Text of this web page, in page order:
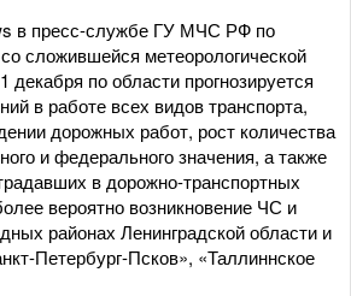
в пресс-службе ГУ МЧС РФ по
сложившейся метеорологической
декабря по области прогнозируется
в работе всех видов транспорта,
дорожных работ, рост количества
и федерального значения, а также
в дорожно-транспортных
вероятно возникновение ЧС и
районах Ленинградской области и
Петербург-Псков», «Таллиннское